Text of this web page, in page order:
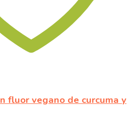
fluor vegano de curcuma y